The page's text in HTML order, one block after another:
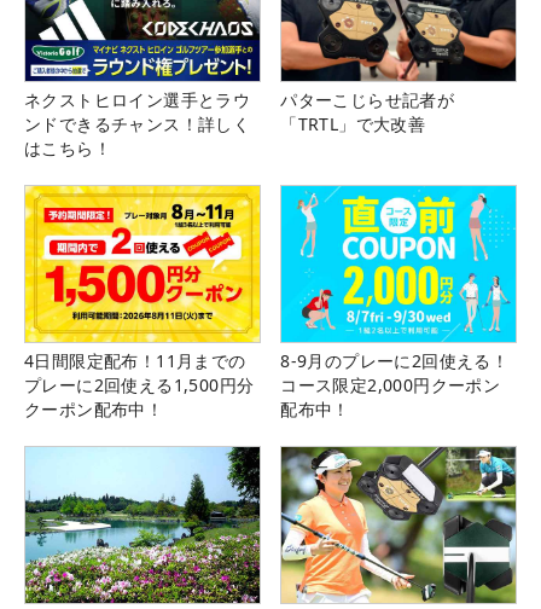
ネクストヒロイン選手とラウ
ンドできるチャンス！詳しく
はこちら！
パターこじらせ記者が
「TRTL」で大改善
4日間限定配布！11月までの
プレーに2回使える1,500円分
クーポン配布中！
8-9月のプレーに2回使える！
コース限定2,000円クーポン
配布中！